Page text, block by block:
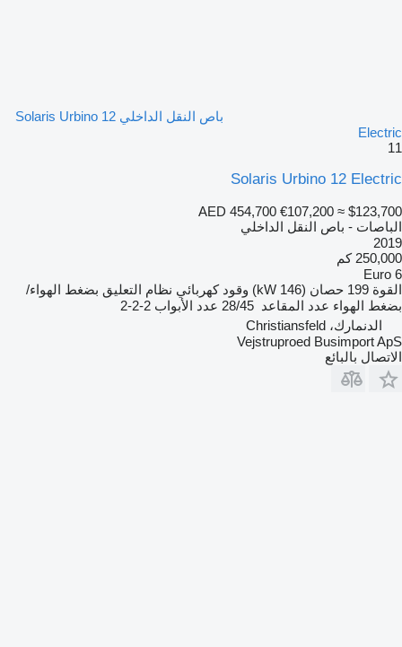
باص النقل الداخلي Solaris Urbino 12
Electric
11
Solaris Urbino 12 Electric
AED 454,700 €107,200 ≈ $123,700
الباصات - باص النقل الداخلي
2019
250,000 كم
Euro 6
القوة 199 حصان (146 kW) وقود كهربائي نظام التعليق بضغط الهواء/
بضغط الهواء عدد المقاعد 28/45 عدد الأبواب 2-2-2
الدنمارك، Christiansfeld
Vejstruproed Busimport ApS
الاتصال بالبائع